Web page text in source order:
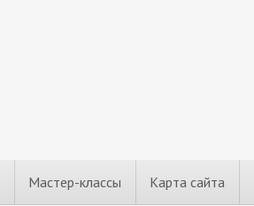
Мастер-классы Карта сайта